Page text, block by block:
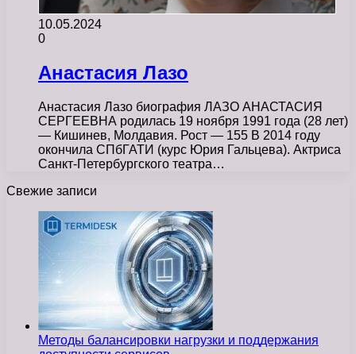
10.05.2024
0
Анастасия Лазо
Анастасия Лазо биография ЛАЗО АНАСТАСИЯ
СЕРГЕЕВНА родилась 19 ноября 1991 года (28 лет)
— Кишинев, Молдавия. Рост — 155 В 2014 году
окончила СПбГАТИ (курс Юрия Гальцева). Актриса
Санкт-Петербургского театра…
Свежие записи
Методы балансировки нагрузки и поддержания